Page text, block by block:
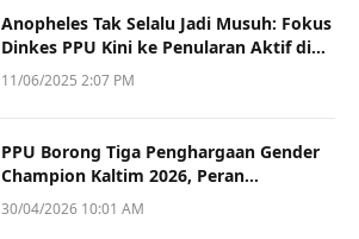
Anopheles Tak Selalu Jadi Musuh: Fokus
Dinkes PPU Kini ke Penularan Aktif di
Sotek
11/06/2025 2:07 PM
PPU Borong Tiga Penghargaan Gender
Champion Kaltim 2026, Peran
Perempuan Jadi Sorotan
30/04/2026 10:01 AM